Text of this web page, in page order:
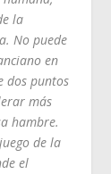
la
No puede
en
dos puntos
más
hambre.
de la
el